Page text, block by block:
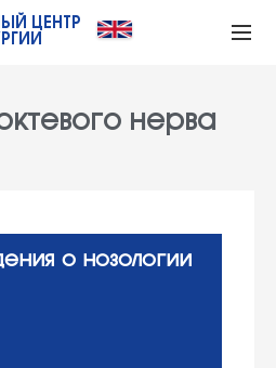
ЦЕНТР
нерва
о нозологии